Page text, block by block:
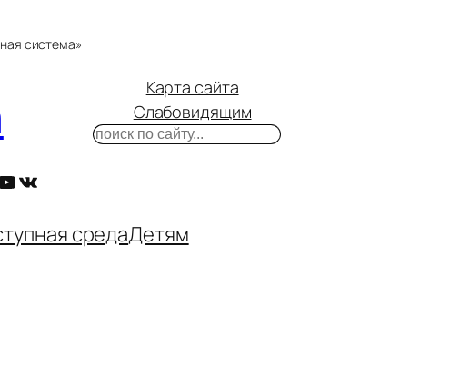
система»
ВКонтакте
Карта сайта
Слабовидящим
Поиск
средаДетям